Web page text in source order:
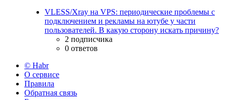
VLESS/Xray на VPS: периодические проблемы с
подключением и рекламы на ютубе у части
пользователей. В какую сторону искать причину?
2 подписчика
0 ответов
© Habr
О сервисе
Правила
Обратная связь